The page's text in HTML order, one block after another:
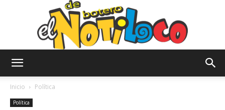
Inicio Política
Política